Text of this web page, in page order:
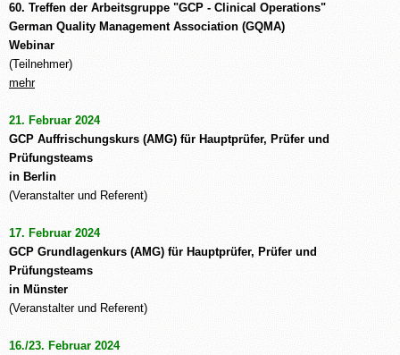
60. Treffen der Arbeitsgruppe "GCP - Clinical Operations"
German Quality Management Association (GQMA)
Webinar
(Teilnehmer)
mehr
21. Februar 2024
GCP Auffrischungskurs (AMG) für Hauptprüfer, Prüfer und
Prüfungsteams
in Berlin
(Veranstalter und Referent)
17. Februar 2024
GCP Grundlagenkurs (AMG) für Hauptprüfer, Prüfer und
Prüfungsteams
in Münster
(Veranstalter und Referent)
16./23. Februar 2024